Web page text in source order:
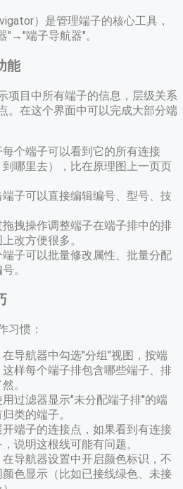
）是管理端子的核心工具，
"→"端子导航器"。
能
项目中所有端子的信息，层级关系
在这个界面中可以完成大部分端
每个端子可以看到它的所有连接
到哪里去），比在原理图上一页页
端子可以直接编辑编号、型号、技
拖拽操作调整端子在端子排中的排
改方便很多。
端子可以批量修改属性、批量分配
。
习惯：
在导航器中勾选"分组"视图，按端
样每个端子排包含哪些端子、排
。
用过滤器显示"未分配端子排"的端
类的端子。
开端子的连接点，如果看到有连接
说明这根线可能有问题。
在导航器设置中开启颜色标识，不
色显示（比如已接线绿色、未接